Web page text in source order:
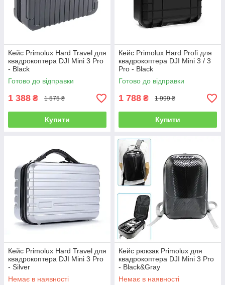
Кейс Primolux Hard Travel для
квадрокоптера DJI Mini 3 Pro
- Black
Готово до відправки
1 388 ₴ 1 575 ₴
Купити
Кейс Primolux Hard Profi для
квадрокоптера DJI Mini 3 / 3
Pro - Black
Готово до відправки
1 788 ₴ 1 999 ₴
Купити
Кейс Primolux Hard Travel для
квадрокоптера DJI Mini 3 Pro
- Silver
Немає в наявності
Кейс рюкзак Primolux для
квадрокоптера DJI Mini 3 Pro
- Black&Gray
Немає в наявності